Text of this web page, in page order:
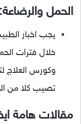
الحمل والرضاعة:
خلال فترات
وكورس العلاج
تصيب كلا من
مقالات هامة